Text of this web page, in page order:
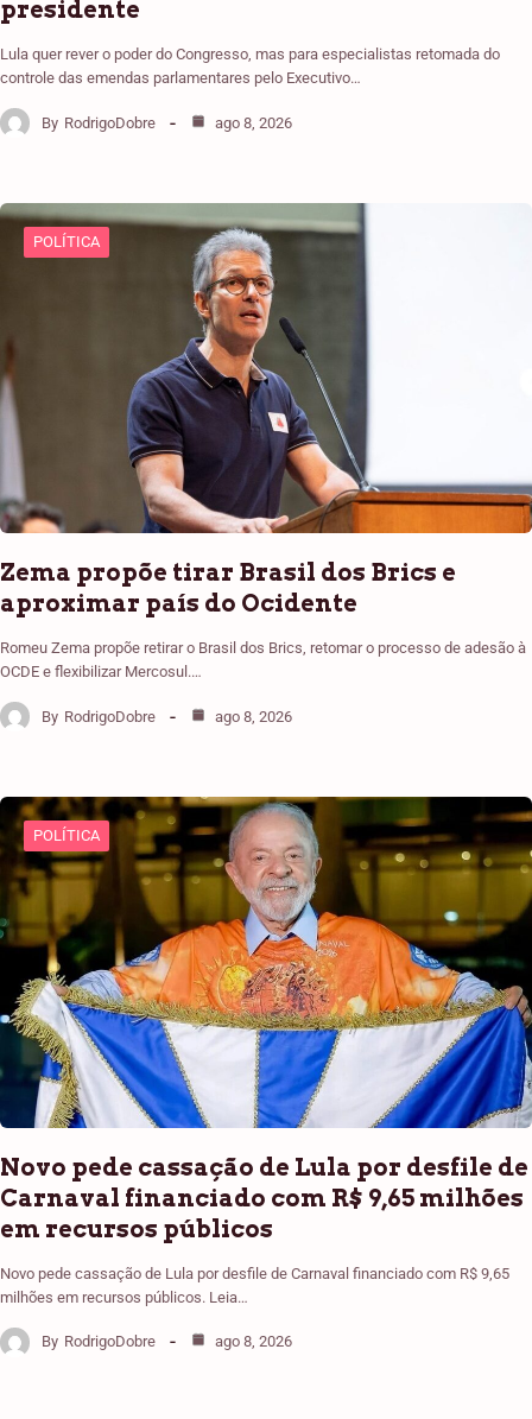
presidente
Lula quer rever o poder do Congresso, mas para especialistas retomada do
controle das emendas parlamentares pelo Executivo…
By RodrigoDobre ago 8, 2026
POLÍTICA
Zema propõe tirar Brasil dos Brics e
aproximar país do Ocidente
Romeu Zema propõe retirar o Brasil dos Brics, retomar o processo de adesão à
OCDE e flexibilizar Mercosul.…
By RodrigoDobre ago 8, 2026
POLÍTICA
Novo pede cassação de Lula por desfile de
Carnaval financiado com R$ 9,65 milhões
em recursos públicos
Novo pede cassação de Lula por desfile de Carnaval financiado com R$ 9,65
milhões em recursos públicos. Leia…
By RodrigoDobre ago 8, 2026